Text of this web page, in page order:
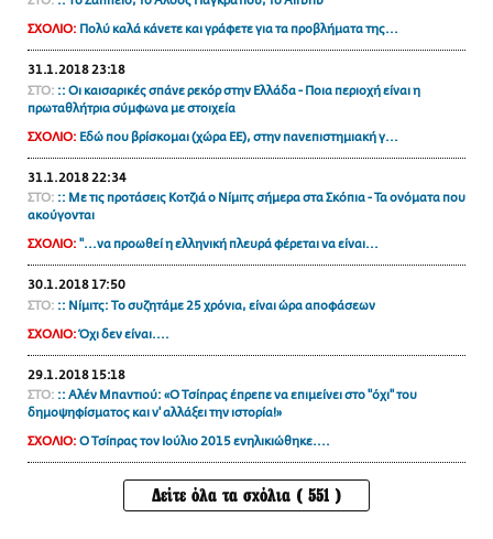
ΣΧΟΛΙΟ: Πολύ καλά κάνετε και γράφετε για τα προβλήματα της...
31.1.2018 23:18
ΣΤΟ: :: Οι καισαρικές σπάνε ρεκόρ στην Ελλάδα - Ποια περιοχή είναι η
πρωταθλήτρια σύμφωνα με στοιχεία
ΣΧΟΛΙΟ: Εδώ που βρίσκομαι (χώρα ΕΕ), στην πανεπιστημιακή γ...
31.1.2018 22:34
ΣΤΟ: :: Με τις προτάσεις Κοτζιά ο Νίμιτς σήμερα στα Σκόπια - Τα ονόματα που
ακούγονται
ΣΧΟΛΙΟ: "...να προωθεί η ελληνική πλευρά φέρεται να είναι...
30.1.2018 17:50
ΣΤΟ: :: Νίμιτς: Το συζητάμε 25 χρόνια, είναι ώρα αποφάσεων
ΣΧΟΛΙΟ: Όχι δεν είναι....
29.1.2018 15:18
ΣΤΟ: :: Αλέν Μπαντιού: «Ο Τσίπρας έπρεπε να επιμείνει στο "όχι" του
δημοψηφίσματος και ν' αλλάξει την ιστορία!»
ΣΧΟΛΙΟ: Ο Τσίπρας τον Ιούλιο 2015 ενηλικιώθηκε....
Δείτε όλα τα σχόλια ( 551 )